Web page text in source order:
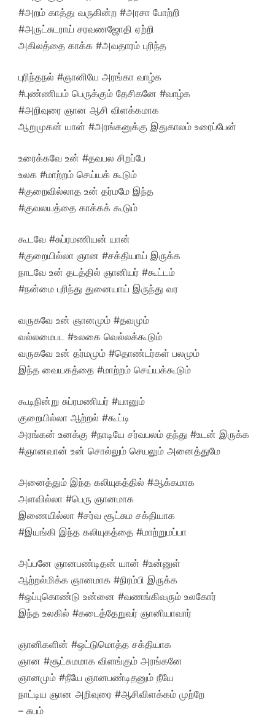
#அறம் காத்து வருகின்ற #அரசா போற்றி
#அருட்சுடராய் சரவணஜோதி ஏற்றி
அகிலத்தை காக்க #அவதாரம் புரிந்த
புரிந்தநல் #ஞானியே அரங்கா வாழ்க
#புண்ணியம் பெருக்கும் தேசிகனே #வாழ்க
#அறிவுரை ஞான ஆசி விளக்கமாக
ஆறுமுகன் யான் #அரங்கனுக்கு இதுகாலம் உரைப்பேன்
உரைக்கவே உன் #தவபல சிறப்பே
உலக #மாற்றம் செய்யக் கூடும்
#குறைவில்லாத உன் தர்மமே இந்த
#குவலயத்தை காக்கக் கூடும்
கூடவே #சுப்ரமணியன் யான்
#குறையில்லா ஞான #சக்தியாய் இருக்க
நாடவே உன் தடத்தில் ஞானியர் #கூட்டம்
#நன்மை புரிந்து துனையாய் இருந்து வர
வருகவே உன் ஞானமும் #தவமும்
வல்லமைபட #உலகை வெல்லக்கூடும்
வருகவே உன் தர்மமும் #தொண்டர்கள் பலமும்
இந்த வையகத்தை #மாற்றம் செய்யக்கூடும்
கூடிநின்று சுப்ரமணியர் #யானும்
குறையில்லா ஆற்றல் #கூட்டி
அரங்கன் உனக்கு #நாடியே சர்வபலம் தந்து #உடன் இருக்க
#ஞானவான் உன் சொல்லும் செயலும் அனைத்துமே
அனைத்தும் இந்த கலியுகத்தில் #ஆக்கமாக
அளவில்லா #பெரு ஞானமாக
இணையில்லா #சர்வ சூட்சும சக்தியாக
#இயங்கி இந்த கலியுகத்தை #மாற்றுமப்பா
அப்பனே ஞானபண்டிதன் யான் #உன்னுள்
ஆற்றல்மிக்க ஞானமாக #நிரம்பி இருக்க
#ஒப்புகொண்டு உன்னை #வணங்கிவரும் உலகோர்
இந்த உலகில் #கடைத்தேறுவர் ஞானியாவார்
ஞானிகளின் #ஒட்டுமொத்த சக்தியாக
ஞான #சூட்சுமமாக விளங்கும் அரங்கனே
ஞானமும் #நீயே ஞானபண்டிதனும் நீயே
நாட்டிய ஞான அறிவுரை #ஆசிவிளக்கம் முற்றே
– சுபம்